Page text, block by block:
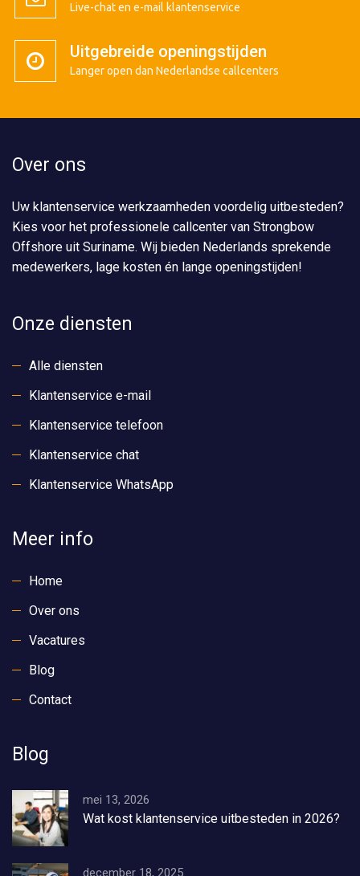
Live-chat en e-mail klantenservice
Uitgebreide openingstijden
Langer open dan Nederlandse callcenters
Over ons
Uw klantenservice werkzaamheden voordelig uitbesteden?
Kies voor het professionele callcenter van Strongbow
Offshore uit Suriname. Wij bieden Nederlands sprekende
medewerkers, lage kosten én lange openingstijden!
Onze diensten
Alle diensten
Klantenservice e-mail
Klantenservice telefoon
Klantenservice chat
Klantenservice WhatsApp
Meer info
Home
Over ons
Vacatures
Blog
Contact
Blog
mei 13, 2026
Wat kost klantenservice uitbesteden in 2026?